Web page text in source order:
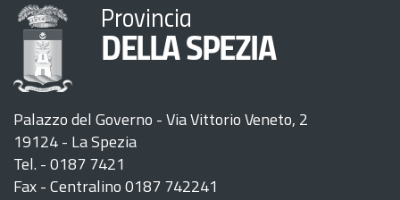
Provincia
DELLA SPEZIA
Palazzo del Governo - Via Vittorio Veneto, 2
19124 - La Spezia
Tel. - 0187 7421
Fax - Centralino 0187 742241